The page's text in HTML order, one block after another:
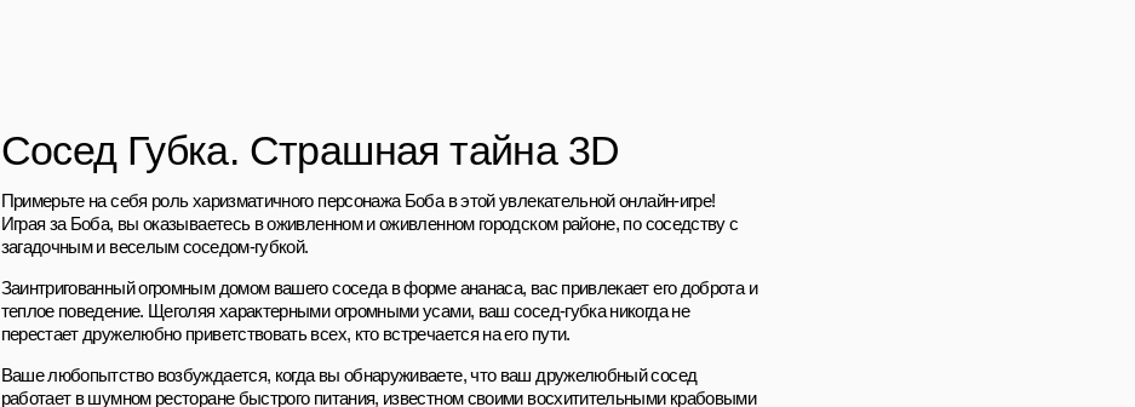
Сосед Губка. Страшная тайна 3D
Примерьте на себя роль харизматичного персонажа Боба в этой увлекательной онлайн-игре!
Играя за Боба, вы оказываетесь в оживленном и оживленном городском районе, по соседству с
загадочным и веселым соседом-губкой.
Заинтригованный огромным домом вашего соседа в форме ананаса, вас привлекает его доброта и
теплое поведение. Щеголяя характерными огромными усами, ваш сосед-губка никогда не
перестает дружелюбно приветствовать всех, кто встречается на его пути.
Ваше любопытство возбуждается, когда вы обнаруживаете, что ваш дружелюбный сосед
работает в шумном ресторане быстрого питания, известном своими восхитительными крабовыми